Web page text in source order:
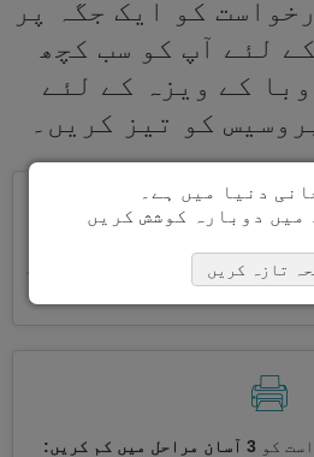
کو ایک جگہ پر
لئے آپ کو سب کچھ
کے ویزہ کے لئے
کو تیز کریں۔
کریں
خود بخود، تکراری معلومات
کی ضرورت نہیں ہے
کو
3 آسان مراحل میں کم کریں:
دنیا میں ہے۔
میں دوبارہ کوشش کریں
تازہ کریں